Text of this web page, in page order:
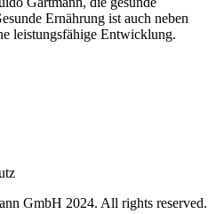
Ernährung ist auch neben
leistungsfähige Entwicklung.
GmbH 2024. All rights reserved.